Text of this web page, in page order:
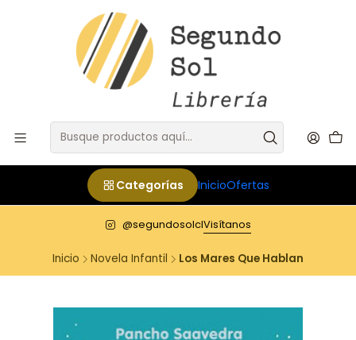
Categorías InicioOfertas
@segundosolclVisítanos
Inicio Novela Infantil Los Mares Que Hablan